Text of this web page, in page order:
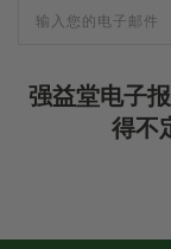
强益堂电子
得不